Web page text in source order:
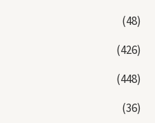
(48)
(426)
(448)
(36)